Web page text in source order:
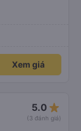
Xem giá
5.0 star_rate
(3 đánh giá)